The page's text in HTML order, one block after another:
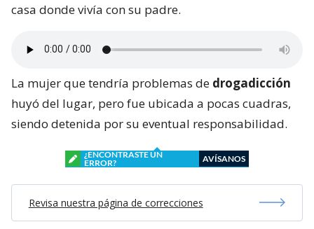
casa donde vivía con su padre.
La mujer que tendría problemas de drogadicción
huyó del lugar, pero fue ubicada a pocas cuadras,
siendo detenida por su eventual responsabilidad.
¿ENCONTRASTE UN
ERROR?
AVÍSANOS
Revisa nuestra página de correcciones